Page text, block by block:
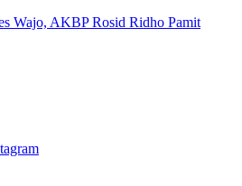
Wajo, AKBP Rosid Ridho Pamit